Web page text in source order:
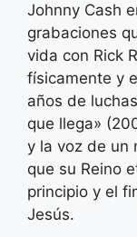
Johnny Cash
grabaciones
vida con Rick
físicamente y
años de
que llega»
y la voz de un
que su Reino
principio y el
Jesús.